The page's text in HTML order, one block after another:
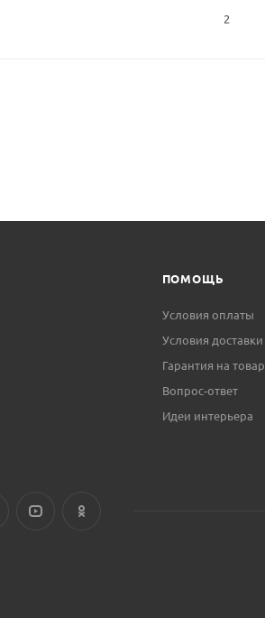
2
ПОМОЩЬ
Условия оплаты
Условия доставки
Гарантия на товар
Вопрос-ответ
Идеи интерьера